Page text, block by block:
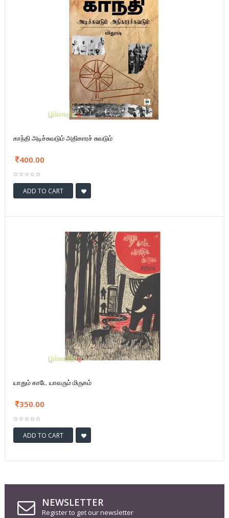
காந்தி அடிச்சுவடும் அதிகாரச் சுவடும்
400.00
ADD TO CART
யாதும் காடே யாவரும் மிருகம்
350.00
ADD TO CART
NEWSLETTER
Register to get our newsletter